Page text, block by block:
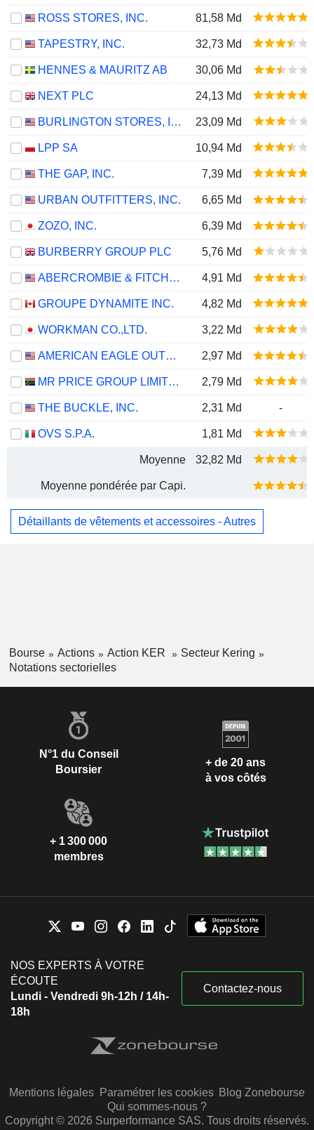
ROSS STORES, INC. 81,58 Md
TAPESTRY, INC. 32,73 Md
HENNES & MAURITZ AB 30,06 Md
NEXT PLC 24,13 Md
BURLINGTON STORES, INC. 23,09 Md
LPP SA 10,94 Md
THE GAP, INC. 7,39 Md
URBAN OUTFITTERS, INC. 6,65 Md
ZOZO, INC. 6,39 Md
BURBERRY GROUP PLC 5,76 Md
ABERCROMBIE & FITCH CO. 4,91 Md
GROUPE DYNAMITE INC. 4,82 Md
WORKMAN CO.,LTD. 3,22 Md
AMERICAN EAGLE OUTFITTERS, INC. 2,97 Md
MR PRICE GROUP LIMITED 2,79 Md
THE BUCKLE, INC. 2,31 Md -
OVS S.P.A. 1,81 Md
Moyenne 32,82 Md
Moyenne pondérée par Capi.
Détaillants de vêtements et accessoires - Autres
Bourse Actions Action KER
Secteur Kering
Notations sectorielles
N°1 du Conseil
Boursier
+ de 20 ans
à vos côtés
+ 1 300 000
membres
NOS EXPERTS À VOTRE
ÉCOUTE
Lundi - Vendredi 9h-12h / 14h-
18h
Contactez-nous
Mentions légales Paramétrer les cookies Blog Zonebourse
Qui sommes-nous ?
Copyright © 2026 Surperformance SAS. Tous droits réservés.